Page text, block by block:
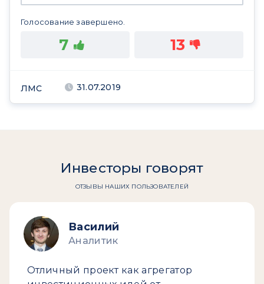
Голосование завершено.
7 13
ЛМС 31.07.2019
Инвесторы говорят
ОТЗЫВЫ НАШИХ ПОЛЬЗОВАТЕЛЕЙ
Василий
Аналитик
Отличный проект как агрегатор